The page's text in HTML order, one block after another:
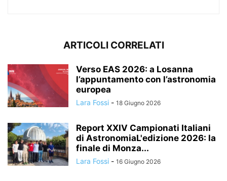
ARTICOLI CORRELATI
Verso EAS 2026: a Losanna
l’appuntamento con l’astronomia
europea
Lara Fossi - 18 Giugno 2026
Report XXIV Campionati Italiani
di AstronomiaL'edizione 2026: la
finale di Monza...
Lara Fossi - 16 Giugno 2026